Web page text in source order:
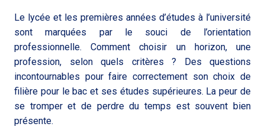
Le lycée et les premières années d’études à l’université
sont marquées par le souci de l’orientation
professionnelle. Comment choisir un horizon, une
profession, selon quels critères ? Des questions
incontournables pour faire correctement son choix de
filière pour le bac et ses études supérieures. La peur de
se tromper et de perdre du temps est souvent bien
présente.